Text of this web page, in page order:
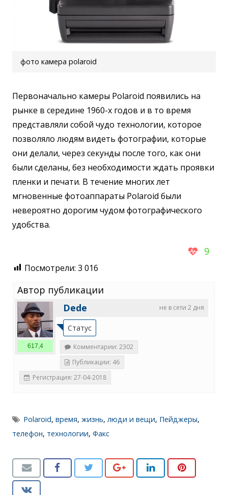
фото камера polaroid
Первоначально камеры Polaroid появились на
рынке в середине 1960-х годов и в то время
представляли собой чудо технологии, которое
позволяло людям видеть фотографии, которые
они делали, через секунды после того, как они
были сделаны, без необходимости ждать проявки
пленки и печати. В течение многих лет
мгновенные фотоаппараты Polaroid были
невероятно дорогим чудом фотографического
удобства.
9
Посмотрели: 3 016
Автор публикации
не в сети 2 дня
Dede
617,4
Статус
Комментарии: 2302
Публикации: 46
Регистрация: 27-04-2018
Polaroid,время,жизнь, люди и вещи, Пейджеры,
телефон, технологии, Факс